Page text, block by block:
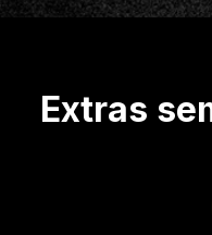
Extras